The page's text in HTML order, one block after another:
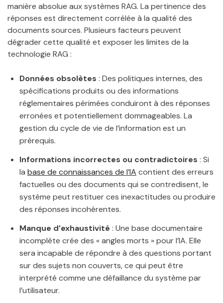
manière absolue aux systèmes RAG. La pertinence des
réponses est directement corrélée à la qualité des
documents sources. Plusieurs facteurs peuvent
dégrader cette qualité et exposer les limites de la
technologie RAG :
Données obsolètes : Des politiques internes, des
spécifications produits ou des informations
réglementaires périmées conduiront à des réponses
erronées et potentiellement dommageables. La
gestion du cycle de vie de l’information est un
prérequis.
Informations incorrectes ou contradictoires : Si
la base de connaissances de l’IA contient des erreurs
factuelles ou des documents qui se contredisent, le
système peut restituer ces inexactitudes ou produire
des réponses incohérentes.
Manque d’exhaustivité : Une base documentaire
incomplète crée des « angles morts » pour l’IA. Elle
sera incapable de répondre à des questions portant
sur des sujets non couverts, ce qui peut être
interprété comme une défaillance du système par
l’utilisateur.